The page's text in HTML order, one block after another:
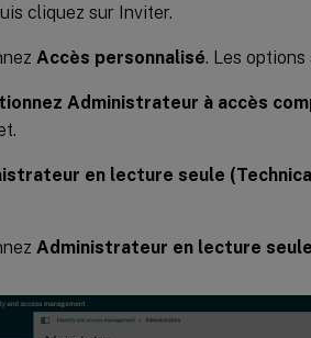
cliquez sur Inviter.
Accès personnalisé. Les options
Administrateur à accès
en lecture seule
Administrateur en lecture